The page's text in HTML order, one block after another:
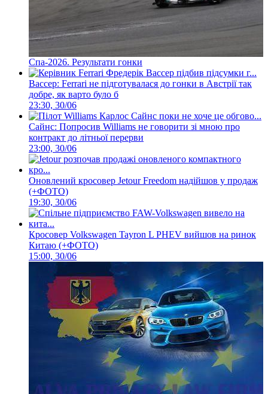
Спа-2026. Результати гонки
Вассер: Ferrari не підготувалася до гонки в Австрії так
добре, як варто було б
23:30, 30/06
Сайнс: Попросив Williams не говорити зі мною про
контракт до літньої перерви
23:00, 30/06
Оновлений кросовер Jetour Freedom надійшов у продаж
(+ФОТО)
19:30, 30/06
Кросовер Volkswagen Tayron L PHEV вийшов на ринок
Китаю (+ФОТО)
15:00, 30/06